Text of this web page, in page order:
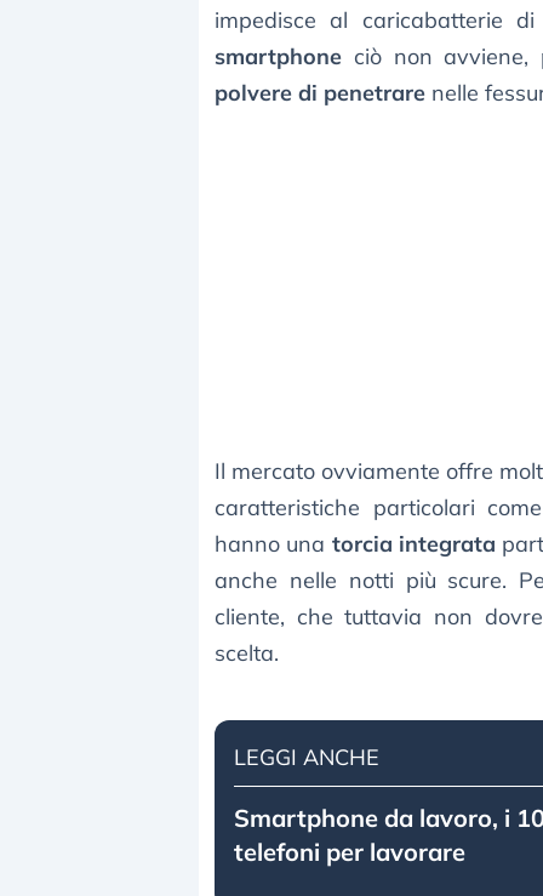
impedisce al caricabatterie
smartphone ciò non
polvere di penetrare nelle
Il mercato ovviamente offre
caratteristiche particolari
hanno una torcia integrata
anche nelle notti più scure.
cliente, che tuttavia non
scelta.
LEGGI ANCHE
Smartphone da lavoro, i
telefoni per lavorare